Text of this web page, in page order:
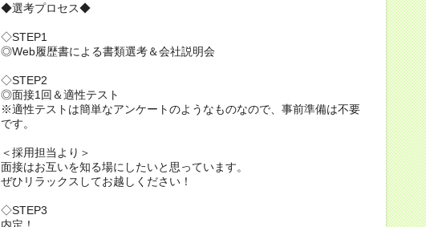
◆選考プロセス◆
◇STEP1
◎Web履歴書による書類選考＆会社説明会
◇STEP2
◎面接1回＆適性テスト
※適性テストは簡単なアンケートのようなものなので、事前準備は不要
です。
＜採用担当より＞
面接はお互いを知る場にしたいと思っています。
ぜひリラックスしてお越しください！
◇STEP3
内定！